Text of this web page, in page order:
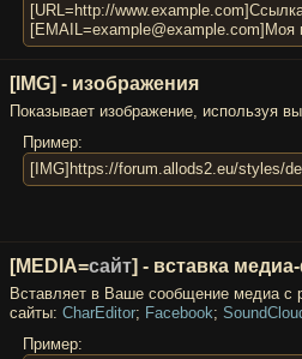
[URL=http://
[EMAIL=example@example.com]Моя
[IMG] - изображения
Показывает изображение, используя
Пример:
[IMG]https://forum.allods2.eu/styles/
[MEDIA=сайт] - вставка
Вставляет в Ваше сообщение медиа с
сайты: CharEditor; Facebook;
Пример: